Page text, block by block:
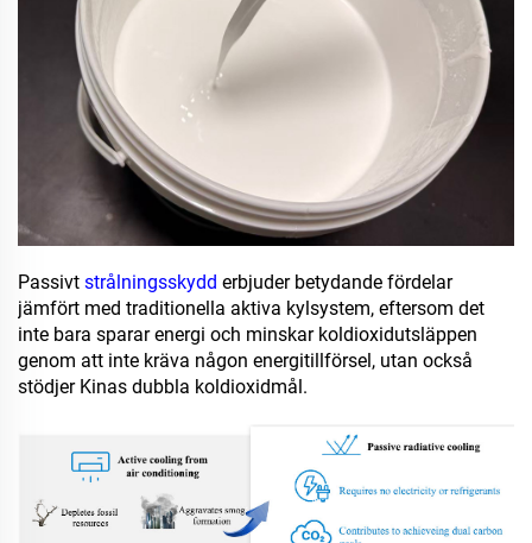
Passivt strålningsskydd erbjuder betydande fördelar
jämfört med traditionella aktiva kylsystem, eftersom det
inte bara sparar energi och minskar koldioxidutsläppen
genom att inte kräva någon energitillförsel, utan också
stödjer Kinas dubbla koldioxidmål.